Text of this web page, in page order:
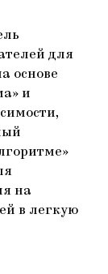
для
основе
и
на
в легкую